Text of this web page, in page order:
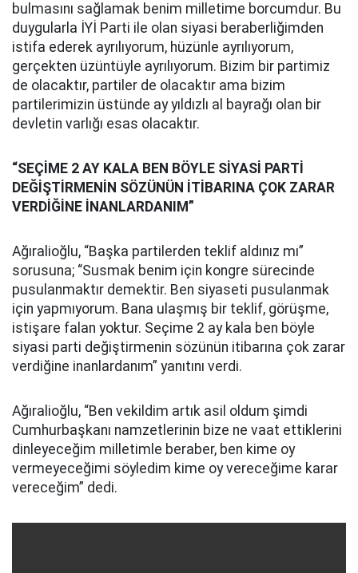
bulmasını sağlamak benim milletime borcumdur. Bu
duygularla İYİ Parti ile olan siyasi beraberliğimden
istifa ederek ayrılıyorum, hüzünle ayrılıyorum,
gerçekten üzüntüyle ayrılıyorum. Bizim bir partimiz
de olacaktır, partiler de olacaktır ama bizim
partilerimizin üstünde ay yıldızlı al bayrağı olan bir
devletin varlığı esas olacaktır.
“SEÇİME 2 AY KALA BEN BÖYLE SİYASİ PARTİ
DEĞİŞTİRMENİN SÖZÜNÜN İTİBARINA ÇOK ZARAR
VERDİĞİNE İNANLARDANIM”
Ağıralioğlu, “Başka partilerden teklif aldınız mı”
sorusuna; “Susmak benim için kongre sürecinde
pusulanmaktır demektir. Ben siyaseti pusulanmak
için yapmıyorum. Bana ulaşmış bir teklif, görüşme,
istişare falan yoktur. Seçime 2 ay kala ben böyle
siyasi parti değiştirmenin sözünün itibarına çok zarar
verdiğine inanlardanım” yanıtını verdi.
Ağıralioğlu, “Ben vekildim artık asil oldum şimdi
Cumhurbaşkanı namzetlerinin bize ne vaat ettiklerini
dinleyeceğim milletimle beraber, ben kime oy
vermeyeceğimi söyledim kime oy vereceğime karar
vereceğim” dedi.